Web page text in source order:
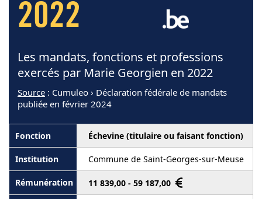
2022
Les mandats, fonctions et professions
exercés par Marie Georgien en 2022
Source : Cumuleo › Déclaration fédérale de mandats
publiée en février 2024
Échevine (titulaire ou faisant fonction)
Commune de Saint-Georges-sur-Meuse
11 839,00 - 59 187,00